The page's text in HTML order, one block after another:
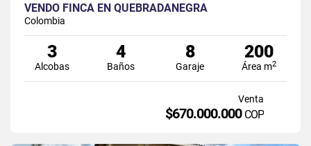
VENDO FINCA EN QUEBRADANEGRA
Colombia
3
Alcobas
4
Baños
8
Garaje
200
Área m2
Venta
$670.000.000 COP